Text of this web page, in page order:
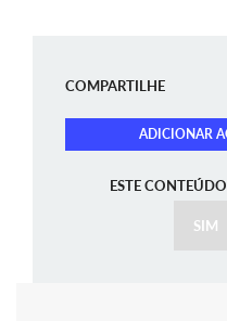
COMPARTILHE
ADICIONAR
ESTE
SIM